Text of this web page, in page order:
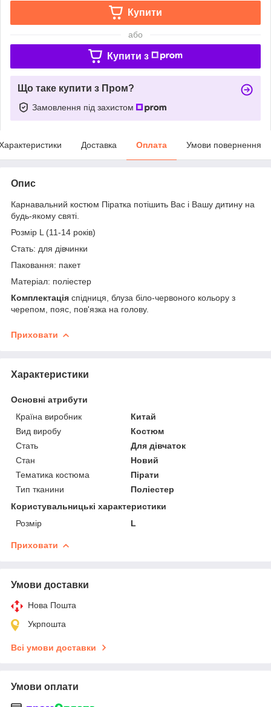
Купити
або
Купити з
Що таке купити з Пром?
Замовлення під захистом
Доставка Оплата Умови повернення
Опис
Карнавальний костюм Піратка потішить Вас і Вашу дитину на
будь-якому святі.
Розмір L (11-14 років)
Стать: для дівчинки
Паковання: пакет
Матеріал: поліестер
Комплектація спідниця, блуза біло-червоного кольору з
черепом, пояс, пов'язка на голову.
Приховати
Характеристики
Основні атрибути
Країна виробник
Китай
Вид виробу
Костюм
Стать
Для дівчаток
Стан
Новий
Тематика костюма
Пірати
Тип тканини
Поліестер
Користувальницькі характеристики
Розмір
L
Приховати
Умови доставки
Нова Пошта
Укрпошта
Всі умови доставки
Умови оплати